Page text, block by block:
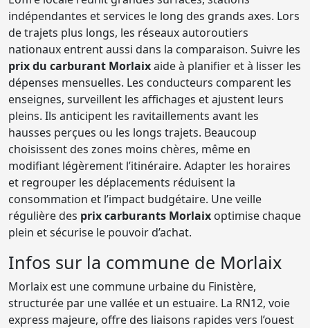
indépendantes et services le long des grands axes. Lors
de trajets plus longs, les réseaux autoroutiers
nationaux entrent aussi dans la comparaison. Suivre les
prix du carburant Morlaixaide à planifier et à lisser les
dépenses mensuelles. Les conducteurs comparent les
enseignes, surveillent les affichages et ajustent leurs
pleins. Ils anticipent les ravitaillements avant les
hausses perçues ou les longs trajets. Beaucoup
choisissent des zones moins chères, même en
modifiant légèrement l’itinéraire. Adapter les horaires
et regrouper les déplacements réduisent la
consommation et l’impact budgétaire. Une veille
régulière des prix carburants Morlaix optimise chaque
plein et sécurise le pouvoir d’achat.
Infos sur la commune de Morlaix
Morlaix est une commune urbaine du Finistère,
structurée par une vallée et un estuaire. La RN12, voie
express majeure, offre des liaisons rapides vers l’ouest